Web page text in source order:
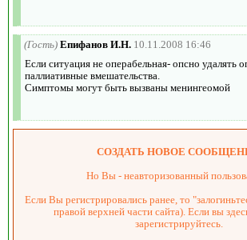
(Гость) Епифанов И.Н. 10.11.2008 16:46
Если ситуация не операбельная- опсно удалять
паллиативные вмешательства.
Симптомы могут быть вызваны менингеомой
СОЗДАТЬ НОВОЕ
Но Вы - неавторизованный
Если Вы регистрировались ранее, то
правой верхней части сайта). Если вы
зарегистрируйтесь.